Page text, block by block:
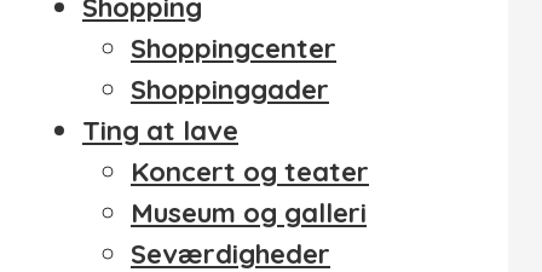
Shopping
Shoppingcenter
Shoppinggader
Ting at lave
Koncert og teater
Museum og galleri
Seværdigheder